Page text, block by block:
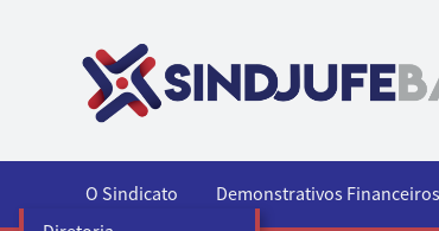
O Sindicato
Demonstrativos Financeiros